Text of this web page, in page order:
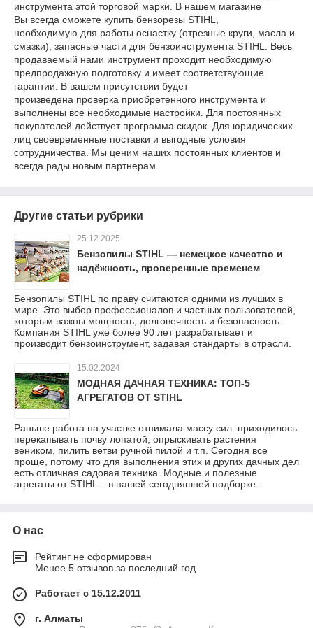
инструмента этой торговой марки. В нашем магазине
Вы всегда сможете купить бензорезы STIHL,
необходимую для работы оснастку (отрезные круги, масла и
смазки), запасные части для бензоинструмента STIHL. Весь
продаваемый нами инструмент проходит необходимую
предпродажную подготовку и имеет соответствующие
гарантии. В вашем присутствии будет
произведена проверка приобретенного инструмента и
выполнены все необходимые настройки. Для постоянных
покупателей действует программа скидок. Для юридических
лиц своевременные поставки и выгодные условия
сотрудничества. Мы ценим наших постоянных клиентов и
всегда рады новым партнерам.
Другие статьи рубрики
25.12.2025
Бензопилы STIHL — немецкое качество и
надёжность, проверенные временем
Бензопилы STIHL по праву считаются одними из лучших в
мире. Это выбор профессионалов и частных пользователей,
которым важны мощность, долговечность и безопасность.
Компания STIHL уже более 90 лет разрабатывает и
производит бензоинструмент, задавая стандарты в отрасли.
15.02.2024
МОДНАЯ ДАЧНАЯ ТЕХНИКА: ТОП-5
АГРЕГАТОВ ОТ STIHL
Раньше работа на участке отнимала массу сил: приходилось
перекапывать почву лопатой, опрыскивать растения
веником, пилить ветви ручной пилой и т.п. Сегодня все
проще, потому что для выполнения этих и других дачных дел
есть отличная садовая техника. Модные и полезные
агрегаты от STIHL – в нашей сегодняшней подборке.
О нас
Рейтинг не сформирован
Менее 5 отзывов за последний год
Работает с 15.12.2011
г. Алматы